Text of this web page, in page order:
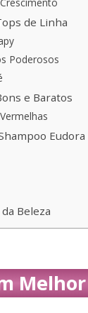
de Linha
Poderosos
e Baratos
Eudora
Beleza